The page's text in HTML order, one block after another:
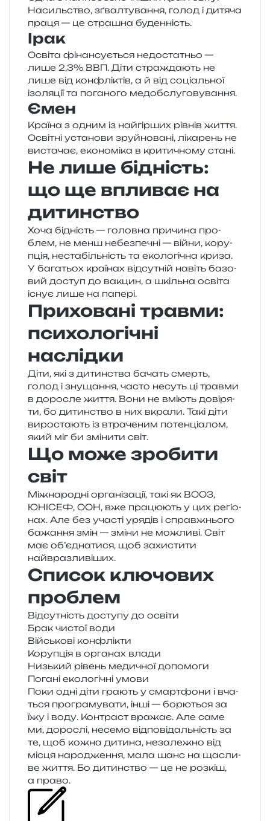
Насильство, зґвал­ту­ва­н­ня, голод і дитя­ча
праця — це стра­шна буденність.
Ірак
Освіта фінан­су­є­ться недо­ста­тньо —
лише 2,3% ВВП. Діти стра­жда­ють не
лише від кон­флі­ктів, а й від соці­аль­ної
ізо­ля­ції та пога­но­го медобслуговування.
Ємен
Країна з одним із най­гір­ших рів­нів життя.
Освітні уста­но­ви зруй­но­ва­ні, ліка­рень не
виста­чає, еко­но­мі­ка в кри­ти­чно­му стані.
Не лише бідність:
що ще впливає на
дитинство
Хоча бідність — голов­на при­чи­на про­
блем, не менш небез­пе­чні — війни, кору­
пція, неста­біль­ність та еко­ло­гі­чна криза.
У бага­тьох кра­ї­нах від­су­тній навіть базо­
вий доступ до вакцин, а шкіль­на осві­та
існує лише на папері.
Приховані травми:
психологічні
наслідки
Діти, які з дитин­ства бачать смерть,
голод і зну­ща­н­ня, часто несуть ці трав­ми
в доро­сле життя. Вони не вмі­ють дові­ря­
ти, бо дитин­ство в них вкра­ли. Такі діти
виро­ста­ють із втра­че­ним потен­ці­а­лом,
який міг би змі­ни­ти світ.
Що може зробити
світ
Міжнародні орга­ні­за­ції, такі як ВООЗ,
ЮНІСЕФ, ООН, вже пра­цю­ють у цих регіо­
нах. Але без уча­сті уря­дів і справ­жньо­го
бажа­н­ня змін — зміни не можли­ві. Світ
має об’єднатися, щоб захи­сти­ти
найвразливіших.
Список ключових
проблем
Відсутність досту­пу до освіти
Брак чистої води
Військові кон­флі­кти
Корупція в орга­нах влади
Низький рівень меди­чної допомоги
Погані еко­ло­гі­чні умови
Поки одні діти гра­ють у смар­тфо­ни і вча­
ться про­гра­му­ва­ти, інші — борю­ться за
їжу і воду. Контраст вра­жає. Але саме
ми, доро­слі, несе­мо від­по­від­аль­ність за
те, щоб кожна дити­на, неза­ле­жно від
місця наро­дже­н­ня, мала шанс на щасли­
ве життя. Бо дитин­ство — це не роз­кіш,
а право.